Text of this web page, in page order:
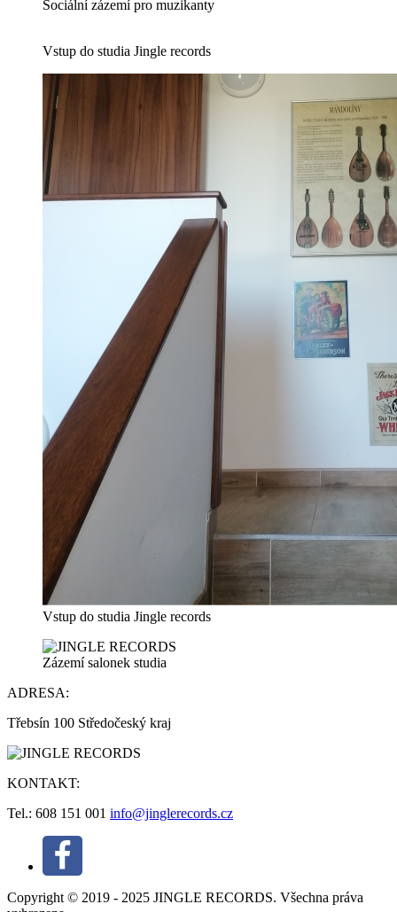
Sociální zázemí pro muzikanty
Vstup do studia Jingle records
Vstup do studia Jingle records
Zázemí salonek studia
ADRESA:
Třebsín 100 Středočeský kraj
KONTAKT:
Tel.: 608 151 001 info@jinglerecords.cz
Copyright © 2019 - 2025 JINGLE RECORDS. Všechna práva